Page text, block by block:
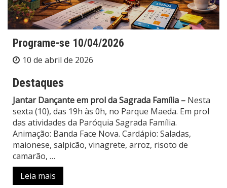
Programe-se 10/04/2026
10 de abril de 2026
Destaques
Jantar Dançante em prol da Sagrada Família – Nesta
sexta (10), das 19h às 0h, no Parque Maeda. Em prol
das atividades da Paróquia Sagrada Família.
Animação: Banda Face Nova. Cardápio: Saladas,
maionese, salpicão, vinagrete, arroz, risoto de
camarão, …
Leia mais